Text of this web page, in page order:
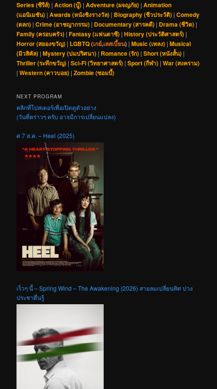
Series (ซีรีส์) |Action (บู๊) |Adventure (ผจญภัย) |Animation
(แอนิเมชัน) |Awards (หนังชิงรางวัล) | Biography (ชีวประวัติ) |Comedy
(ตลก) |Crime (อาชญากรรม) | Documentary (สารคดี) | Drama (ชีวิต) |
Family (ครอบครัว) |Fantasy (แฟนตาซี) |History (ประวัติศาสตร์) |
Horror (สยองขวัญ) | LGBTQ (เกย์,เลสเบี้ยน) |Music (เพลง) |Musical
(มิวสิคัล) |Mystery (ปมปริศนา) | Romance (รัก) |Short (หนังสั้น) |
Thriller (ระทึกขวัญ) |Sci-Fi (วิทยาศาสตร์) |Sport (กีฬา) |War (สงคราม)
|Western (คาวบอย) |Zombie (ซอมบี้)
NEXT PROGRAM
คลิกที่โปสเตอร์เพื่อเปิดดูตัวอย่าง
(วันที่คร่าวๆ ครับ อาจมีการเปลี่ยนแปลง)
ศ 7 ส.ค. – Heel (2025)
เร็วๆ นี้ – Spring Wind – The Awakening (2026) สายลมเปลี่ยนทิศ ปวง
ประชาตื่นรู้